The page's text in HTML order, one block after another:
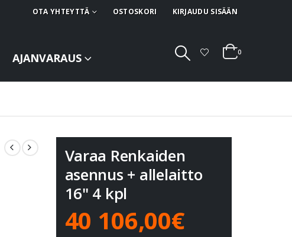
OTA YHTEYTTÄ OSTOSKORI KIRJAUDU SISÄÄN
AJANVARAUS 0
Varaa Renkaiden
asennus + allelaitto
16" 4 kpl
40 106,00€